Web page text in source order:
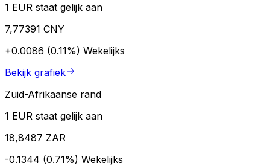
1 EUR staat gelijk aan
7,77391 CNY
+0.0086 (0.11%) Wekelijks
Bekijk grafiek
Zuid-Afrikaanse rand
1 EUR staat gelijk aan
18,8487 ZAR
-0.1344 (0.71%) Wekelijks